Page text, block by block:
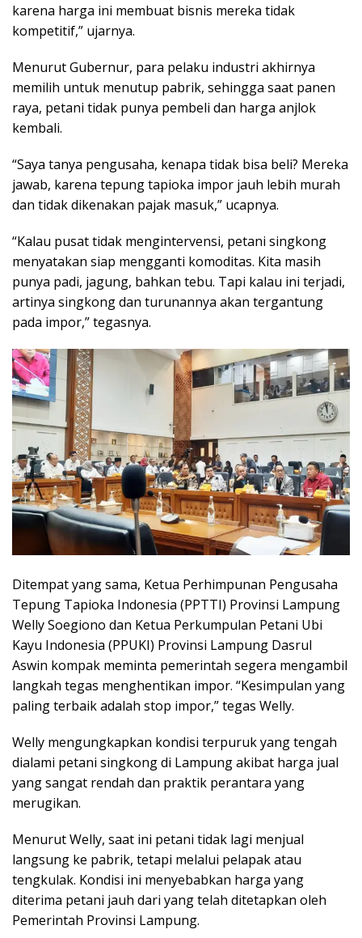
karena harga ini membuat bisnis mereka tidak
kompetitif,” ujarnya.
Menurut Gubernur, para pelaku industri akhirnya
memilih untuk menutup pabrik, sehingga saat panen
raya, petani tidak punya pembeli dan harga anjlok
kembali.
“Saya tanya pengusaha, kenapa tidak bisa beli? Mereka
jawab, karena tepung tapioka impor jauh lebih murah
dan tidak dikenakan pajak masuk,” ucapnya.
“Kalau pusat tidak mengintervensi, petani singkong
menyatakan siap mengganti komoditas. Kita masih
punya padi, jagung, bahkan tebu. Tapi kalau ini terjadi,
artinya singkong dan turunannya akan tergantung
pada impor,” tegasnya.
Ditempat yang sama, Ketua Perhimpunan Pengusaha
Tepung Tapioka Indonesia (PPTTI) Provinsi Lampung
Welly Soegiono dan Ketua Perkumpulan Petani Ubi
Kayu Indonesia (PPUKI) Provinsi Lampung Dasrul
Aswin kompak meminta pemerintah segera mengambil
langkah tegas menghentikan impor. “Kesimpulan yang
paling terbaik adalah stop impor,” tegas Welly.
Welly mengungkapkan kondisi terpuruk yang tengah
dialami petani singkong di Lampung akibat harga jual
yang sangat rendah dan praktik perantara yang
merugikan.
Menurut Welly, saat ini petani tidak lagi menjual
langsung ke pabrik, tetapi melalui pelapak atau
tengkulak. Kondisi ini menyebabkan harga yang
diterima petani jauh dari yang telah ditetapkan oleh
Pemerintah Provinsi Lampung.